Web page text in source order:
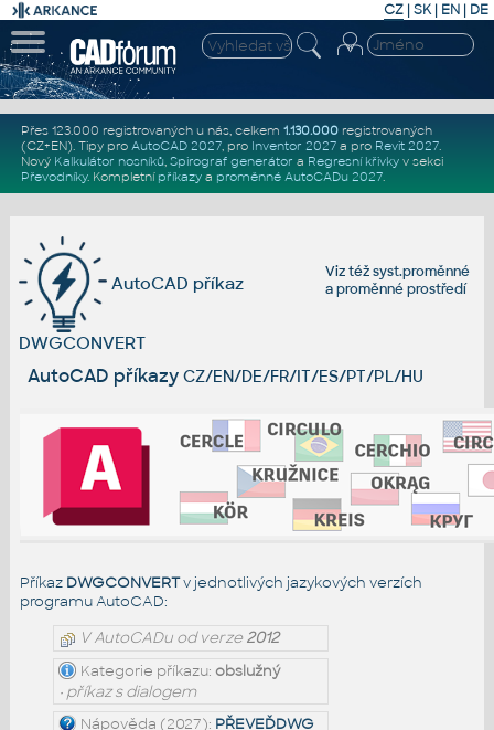
CZ | SK| EN | DE
Přes 123.000 registrovaných u nás, celkem 1.130.000registrovaných
(CZ+EN). Tipy pro AutoCAD 2027, pro Inventor 2027a pro Revit 2027.
Nový Kalkulátor nosníků, Spirograf generátor a Regresní křivkyv sekci
Převodníky. Kompletní příkazya proměnné AutoCADu 2027.
Viz téžsyst.proměnné
aproměnné prostředí
AutoCAD příkaz
DWGCONVERT
AutoCAD příkazy CZ/EN/DE/FR/IT/ES/PT/PL/HU
Příkaz DWGCONVERTv jednotlivých jazykových verzích
programu AutoCAD:
V AutoCADu od verze2012
Kategorie příkazu: obslužný
• příkaz s dialogem
Nápověda (2027): PŘEVEĎDWG